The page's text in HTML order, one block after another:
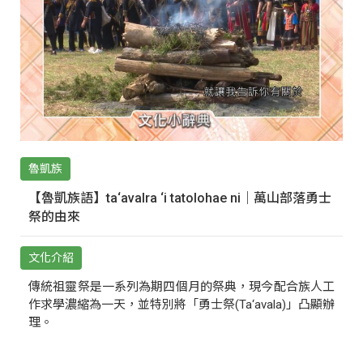
魯凱族
【魯凱族語】ta‘avalra ‘i tatolohae ni｜萬山部落勇士
祭的由來
文化介紹
傳統祖靈祭是一系列為期四個月的祭典，現今配合族人工
作求學濃縮為一天，並特別將「勇士祭(Ta‘avala)」凸顯辦
理。